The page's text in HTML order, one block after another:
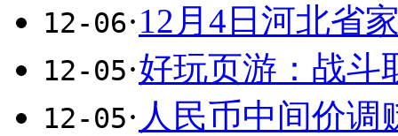
12-06·12月4日河北省
12-05·好玩页游：战斗
12-05· 人民币中间价调